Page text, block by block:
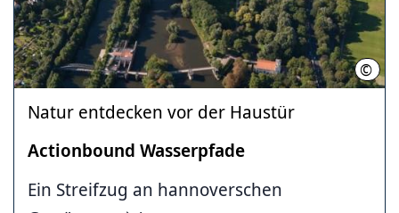
© LHH
Natur entdecken vor der Haustür
Actionbound Wasserpfade
Ein Streifzug an hannoverschen